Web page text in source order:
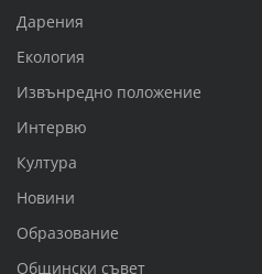
Дарения
Екология
Извънредно положение
Интервю
Култура
Новини
Образование
Общински съвет